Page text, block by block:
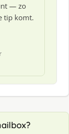
— zo
tip komt.